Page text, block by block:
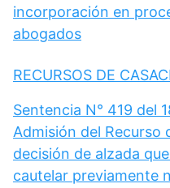
incorporación en
abogados
RECURSOS DE
Sentencia N° 419 del
Admisión del Recurso
decisión de alzada
cautelar previamente